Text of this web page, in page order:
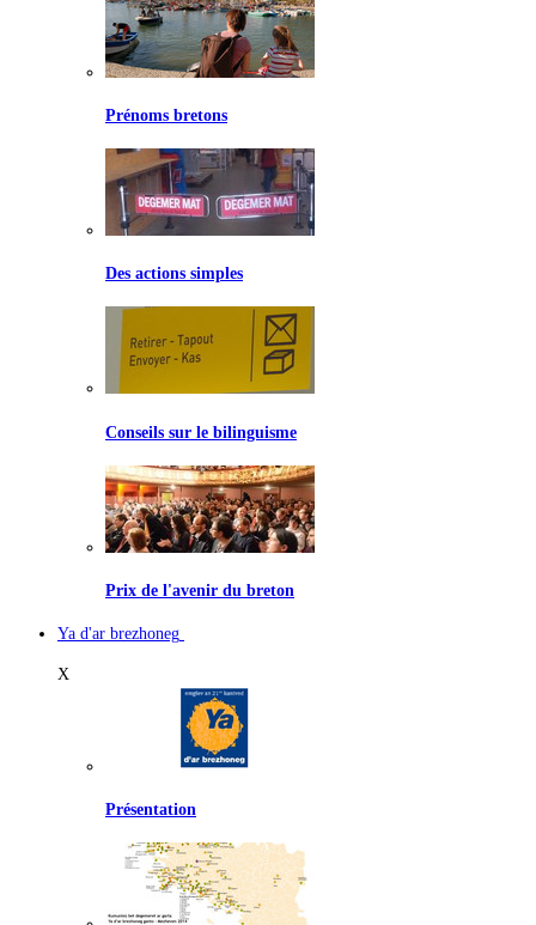
Prénoms bretons
Des actions simples
Conseils sur le bilinguisme
Prix de l'avenir du breton
Ya d'ar brezhoneg
X
Présentation